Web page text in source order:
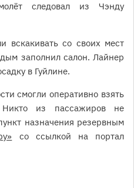
следовал из Чэнду
вскакивать со своих мест
заполнил салон. Лайнер
в Гуйлине.
смогли оперативно взять
из пассажиров не
назначения резервным
со ссылкой на портал